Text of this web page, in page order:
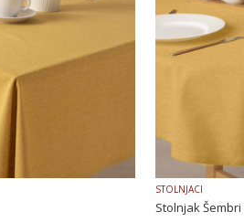
STOLNJACI
Stolnjak Šembri